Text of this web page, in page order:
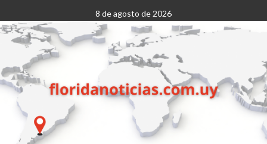
al
contenido
8 de agosto de 2026